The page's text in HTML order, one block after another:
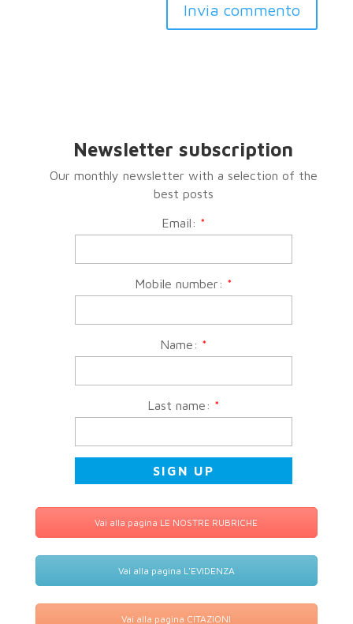
Invia commento
Newsletter subscription
Our monthly newsletter with a selection of the
best posts
Email: *
Mobile number: *
Name: *
Last name: *
Vai alla pagina LE NOSTRE RUBRICHE
Vai alla pagina L'EVIDENZA
Vai alla pagina CITAZIONI